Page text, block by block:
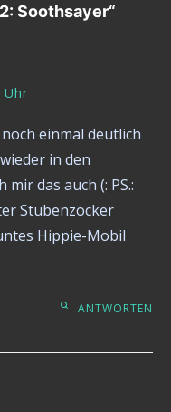
Soothsayer“
Uhr
einmal deutlich
in den
das auch (: PS.:
Stubenzocker
Hippie-Mobil
ANTWORTEN